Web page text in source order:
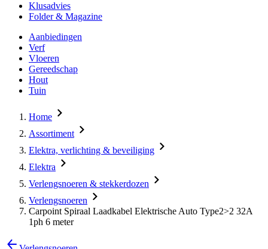
Klusadvies
Folder & Magazine
Aanbiedingen
Verf
Vloeren
Gereedschap
Hout
Tuin
Home
Assortiment
Elektra, verlichting & beveiliging
Elektra
Verlengsnoeren & stekkerdozen
Verlengsnoeren
Carpoint Spiraal Laadkabel Elektrische Auto Type2>2 32A
1ph 6 meter